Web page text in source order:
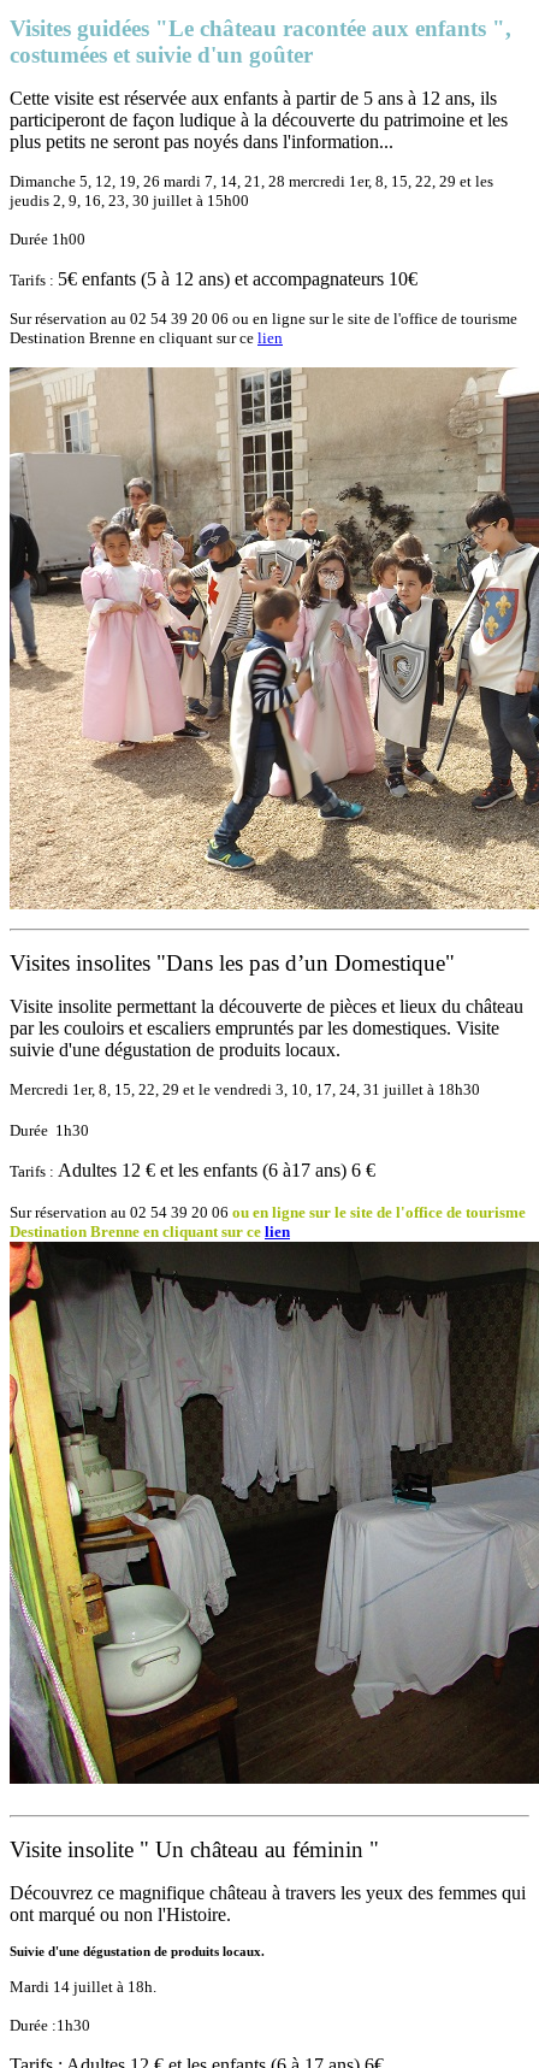
Visites guidées "Le château racontée aux enfants ",
costumées et suivie d'un goûter
Cette visite est réservée aux enfants à partir de 5 ans à 12 ans, ils
participeront de façon ludique à la découverte du patrimoine et les
plus petits ne seront pas noyés dans l'information...
Dimanche 5, 12, 19, 26 mardi 7, 14, 21, 28 mercredi 1er, 8, 15, 22, 29 et les
jeudis 2, 9, 16, 23, 30 juillet à 15h00
Durée 1h00
Tarifs : 5€ enfants (5 à 12 ans) et accompagnateurs 10€
Sur réservation au 02 54 39 20 06 ou en ligne sur le site de l'office de tourisme
Destination Brenne en cliquant sur ce lien
Visites insolites "Dans les pas d’un Domestique"
Visite insolite permettant la découverte de pièces et lieux du château
par les couloirs et escaliers empruntés par les domestiques. Visite
suivie d'une dégustation de produits locaux.
Mercredi 1er, 8, 15, 22, 29 et le vendredi 3, 10, 17, 24, 31 juillet à 18h30
Durée 1h30
Tarifs : Adultes 12 € et les enfants (6 à17 ans) 6 €
Sur réservation au 02 54 39 20 06 ou en ligne sur le site de l'office de tourisme
Destination Brenne en cliquant sur ce lien
Visite insolite " Un château au féminin "
Découvrez ce magnifique château à travers les yeux des femmes qui
ont marqué ou non l'Histoire.
Suivie d'une dégustation de produits locaux.
Mardi 14 juillet à 18h.
Durée :1h30